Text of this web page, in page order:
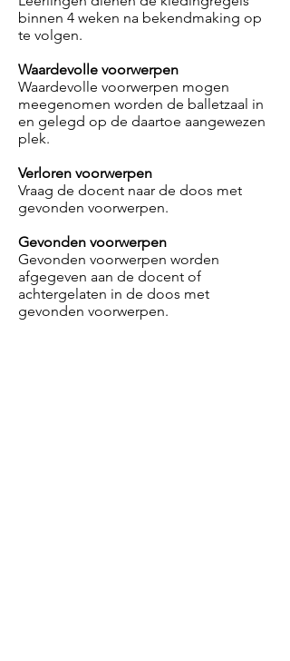
binnen 4 weken na bekendmaking op
te volgen.
Waardevolle voorwerpen
Waardevolle voorwerpen mogen
meegenomen worden de balletzaal in
en gelegd op de daartoe aangewezen
plek.
Verloren voorwerpen
Vraag de docent naar de doos met
gevonden voorwerpen.
Gevonden voorwerpen
Gevonden voorwerpen worden
afgegeven aan de docent of
achtergelaten in de doos met
gevonden voorwerpen.